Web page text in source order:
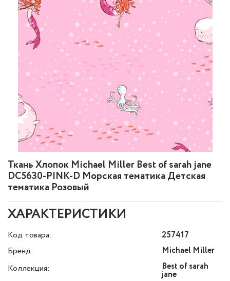
Ткань Хлопок Michael Miller Best of sarah jane
DC5630-PINK-D Морская тематика Детская
тематика Розовый
ХАРАКТЕРИСТИКИ
Код товара:
257417
Бренд:
Michael Miller
Коллекция:
Best of sarah
jane